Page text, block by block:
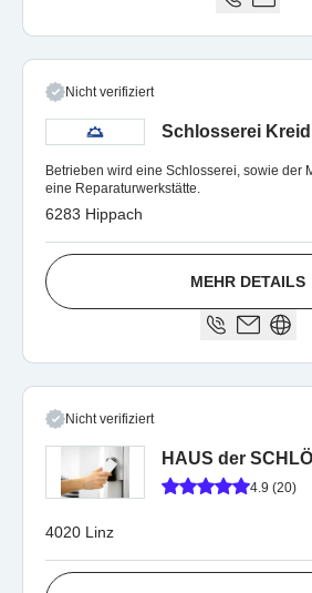
Nicht verifiziert
Schlosserei
Betrieben wird eine Schlosserei, sowie der
eine Reparaturwerkstätte.
6283 Hippach
MEHR DETAILS
Nicht verifiziert
HAUS der
4.9 (20)
4020 Linz